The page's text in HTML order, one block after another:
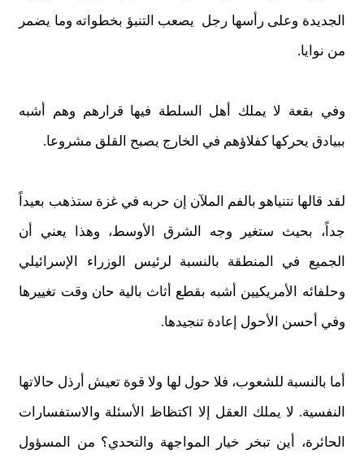
الجديدة وعلى رأسها رجل يصعب التنبؤ بخطواته وما يضمر
من نوايا.
وفي بقعة لا يملك أهل السلطة فيها قرارهم وهم أشبه
ببيادق يحركها كفلاؤهم في الخارج يصبح القلق مشروعا.
لقد قالها نتنياهو بالفم الملآن إن حربه في غزة ستذهب بعيداً
جداً، بحيث ستغير وجه الشرق الأوسط، وهذا يعني أن
الجميع في المنطقة بالنسبة لرئيس الوزراء الإسرائيلي
وحلفائه الأمريكيين أشبه بقطع أثاث بالية حان وقت تغييرها
وفي أحسن الأحول إعادة تنجيدها.
أما بالنسبة للشعوب، فلا حول لها ولا قوة تعيش أرذل حالاتها
النفسية. لا يملك العقل إلا اكتظاظ الأسئلة والاستفسارات
الحائرة، أين تبخر خيار المواجهة والتحدي؟ من المسؤول